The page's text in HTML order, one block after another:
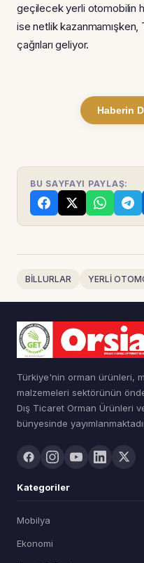
geçilecek yerli otomobilin
ise netlik
çağrıları geliyor.
Haberin
BU SAYFAYI PAYLAŞ:
BİLLURLAR YERLİ
Türkiye'nin orman ürünleri,
malzemeleri sektörünün
Dış Ticaret Orman Ürünleri
bünyesinde
Kategoriler
Mobilya
Ekonomi